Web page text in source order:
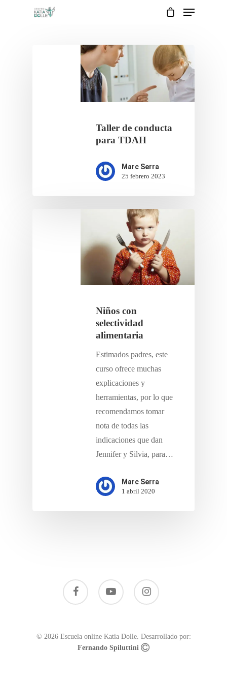
Taller de conducta
para TDAH
Marc Serra
25 febrero 2023
Niños con
selectividad
alimentaria
Estimados padres, este
curso ofrece muchas
explicaciones y
herramientas, por lo que
recomendamos tomar
nota de todas las
indicaciones que dan
Jennifer y Silvia, para…
Marc Serra
1 abril 2020
© 2026 Escuela online Katia Dolle. Desarrollado por:
Fernando Spiluttini
Inicio
Posgrados
Contactar
Acceso alumnos
El centro
Dudas frecuentes